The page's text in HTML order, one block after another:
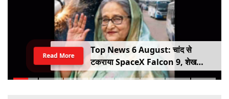
Top News 6 August: चांद से
टकराया SpaceX Falcon 9, शेख
हसीना की घर वापसी का ऐलान, MP में बस
Read More